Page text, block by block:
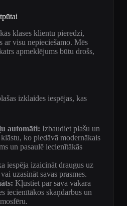
klases klientu pieredzi,
ar visu nepieciešamo. Mēs
apmeklējums būtu drošs,
izklaides iespējas, kas
automāti: Izbaudiet plašu un
ko piedāvā modernākais
un pasaulē iecienītākās
iespēja izaicināt draugus uz
uzasināt savas prasmes.
Kļūstiet par sava vakara
iecienītākos skaņdarbus un